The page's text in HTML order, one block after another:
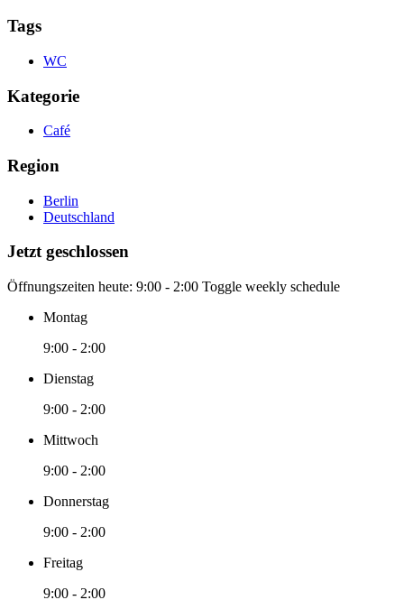
Tags
WC
Kategorie
Café
Region
Berlin
Deutschland
Jetzt geschlossen
Öffnungszeiten heute: 9:00 - 2:00 Toggle weekly schedule
Montag
9:00 - 2:00
Dienstag
9:00 - 2:00
Mittwoch
9:00 - 2:00
Donnerstag
9:00 - 2:00
Freitag
9:00 - 2:00